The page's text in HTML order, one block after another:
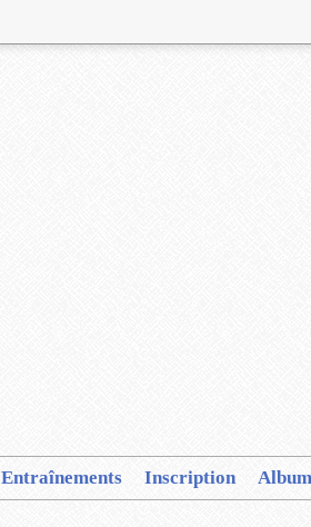
Entraînements Inscription